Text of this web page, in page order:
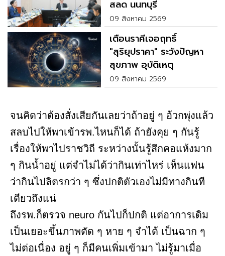
สลด นนทบุรี
09 สิงหาคม 2569
เตือนราศีเจอฤทธิ์
"สุริยุปราคา" ระวังปัญหา
สุขภาพ อุบัติเหตุ
09 สิงหาคม 2569
จนคิดว่าต้องสั่งเสียกันเลยว่าถ้าอยู่ ๆ อ้วกพุ่งแล้ว
สลบไปให้พาเข้ารพ.ไหนก็ได้ ถ้ายังคุย ๆ กันรู้
เรื่องให้พาไปราชวิถี ระหว่างนั้นรู้สึกคอแห้งมาก
ๆ กินน้ำอยู่ แต่จำไม่ได้ว่ากินเท่าไหร่ เห็นแฟน
ว่ากินไปลิตรกว่า ๆ ซึ่งปกติตัวเองไม่มีทางกินที
เดียวถึงแน่
ถึงรพ.ก็ตรวจ neuro กันไปก็ปกติ แต่อาการเดิม
เป็นเยอะขึ้นภาพตัด ๆ หาย ๆ จำได้ เป็นฉาก ๆ
ไม่ต่อเนื่อง อยู่ ๆ ก็มีคนเพิ่มเข้ามา ไม่รู้มาเมื่อ